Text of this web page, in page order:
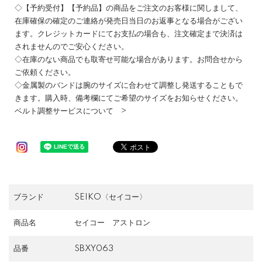
◇【予約受付】【予約品】の商品をご注文のお客様に関しまして、
在庫確保の確定のご連絡が発売日当日のお返事となる場合がござい
ます。クレジットカードにてお支払の場合も、注文確定まで決済は
されませんのでご安心ください。
◇在庫のない商品でも取寄せ可能な場合があります。お問合せから
ご依頼ください。
◇金属製のバンドは腕のサイズに合わせて調整し発送することもで
きます。購入時、備考欄にてご希望のサイズをお知らせください。
ベルト調整サービスについて >
ブランド SEIKO〈セイコー〉
商品名 セイコー アストロン
品番 SBXY063